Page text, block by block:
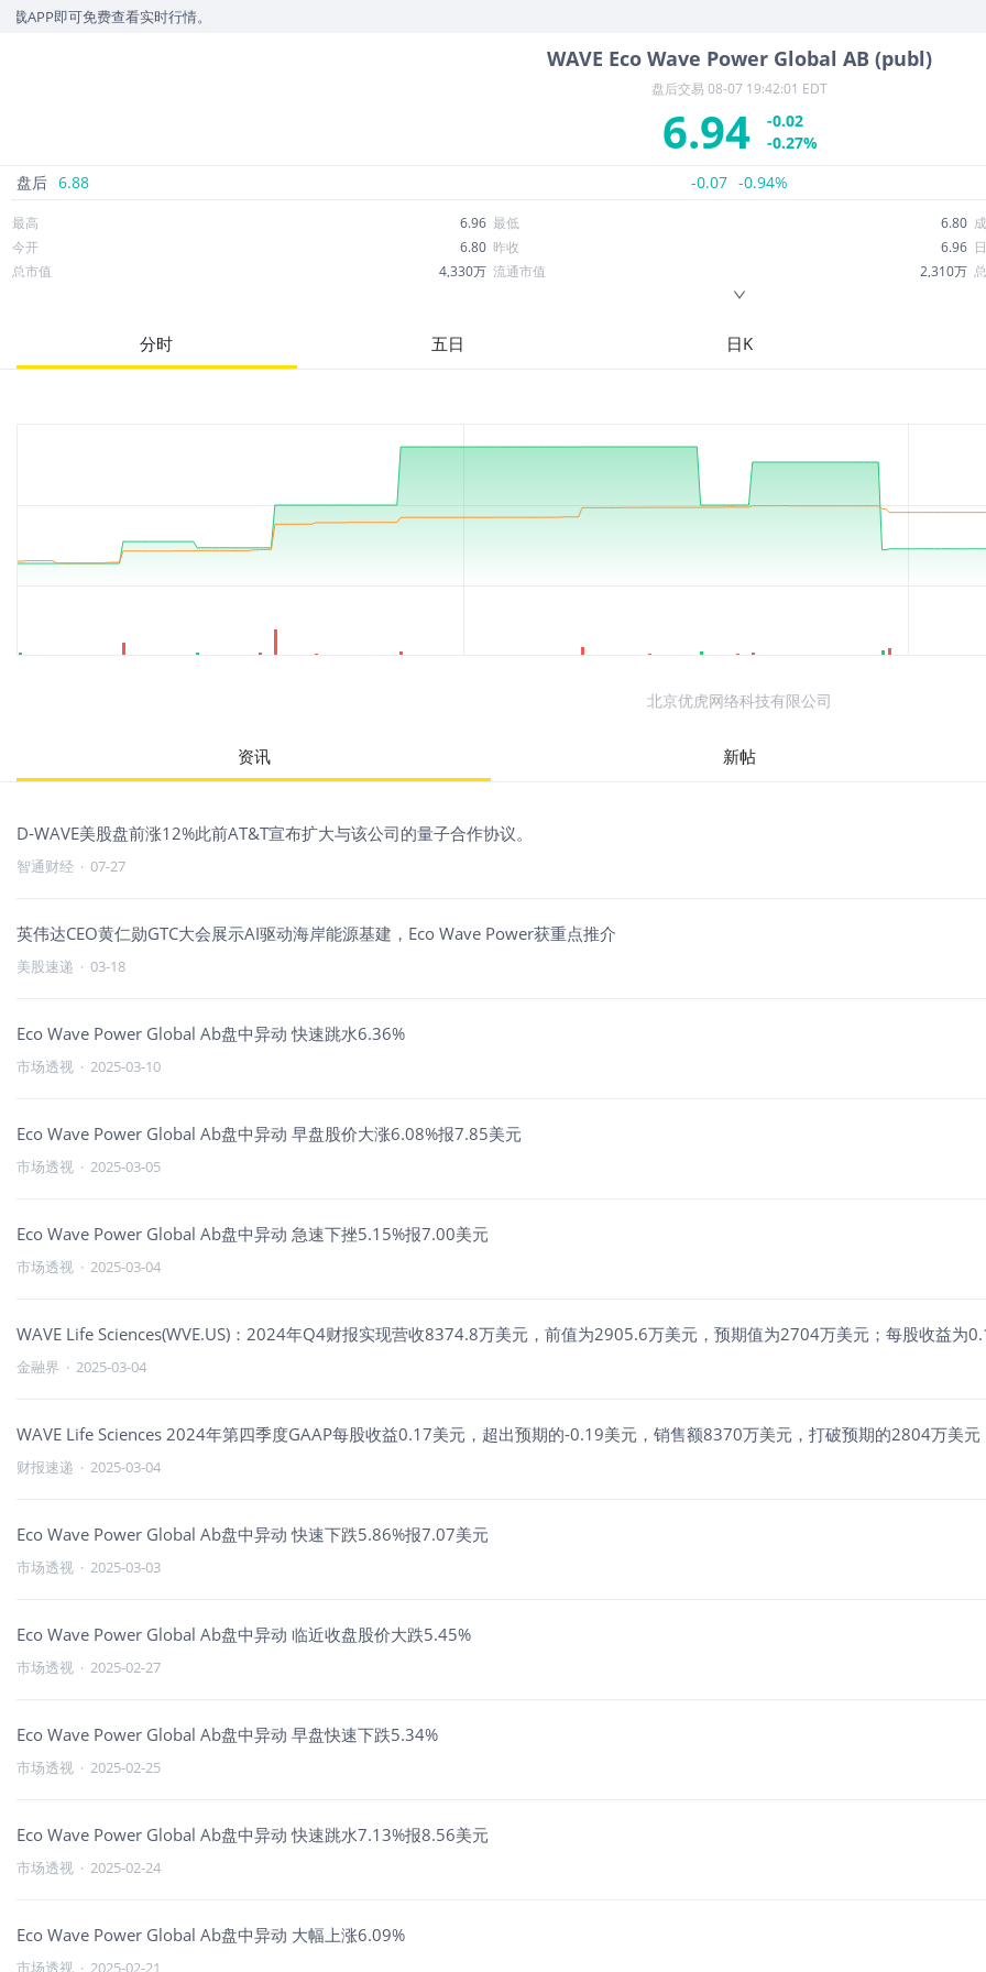
费查看实时行情。
WAVE Eco Wave Power Global AB (publ)
盘后交易 08-07 19:42:01 EDT
6.94
-0.02
-0.27%
盘后 6.88 -0.07 -0.94%
最高 6.96 最低 6.80
今开
6.80 昨收 6.96
总市值
4,330万 流通市值 2,310万
10.87
股息
分时 五日 日K
北京优虎网络科技有限公司
资讯 新帖
D-WAVE美股盘前涨12%此前AT&T宣布扩大与该公司的量子合作协议。
智通财经 · 07-27
英伟达CEO黄仁勋GTC大会展示AI驱动海岸能源基建，Eco Wave Power获重点推介
美股速递 · 03-18
Eco Wave Power Global Ab盘中异动 快速跳水6.36%
市场透视 · 2025-03-10
Eco Wave Power Global Ab盘中异动 早盘股价大涨6.08%报7.85美元
市场透视 · 2025-03-05
Eco Wave Power Global Ab盘中异动 急速下挫5.15%报7.00美元
市场透视 · 2025-03-04
WAVE Life Sciences(WVE.US)：2024年Q4财报实现营收8374.8万美元，前值为2905.6万美元，预期值为2704万美元；每股收益为
金融界 · 2025-03-04
WAVE Life Sciences 2024年第四季度GAAP每股收益0.17美元，超出预期的-0.19美元，销售额8370万美元，打破预期的2804万美元
财报速递 · 2025-03-04
Eco Wave Power Global Ab盘中异动 快速下跌5.86%报7.07美元
市场透视 · 2025-03-03
Eco Wave Power Global Ab盘中异动 临近收盘股价大跌5.45%
市场透视 · 2025-02-27
Eco Wave Power Global Ab盘中异动 早盘快速下跌5.34%
市场透视 · 2025-02-25
Eco Wave Power Global Ab盘中异动 快速跳水7.13%报8.56美元
市场透视 · 2025-02-24
Eco Wave Power Global Ab盘中异动 大幅上涨6.09%
市场透视 · 2025-02-21